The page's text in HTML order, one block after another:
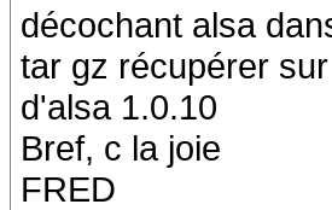
décochant alsa
tar gz récupérer
d'alsa 1.0.10
Bref, c la joie
FRED